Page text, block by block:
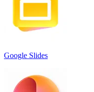
Google Slides